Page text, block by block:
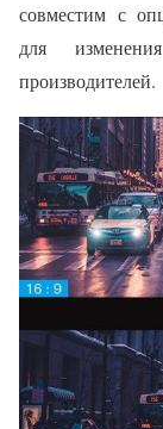
совместим с
для
производителей.